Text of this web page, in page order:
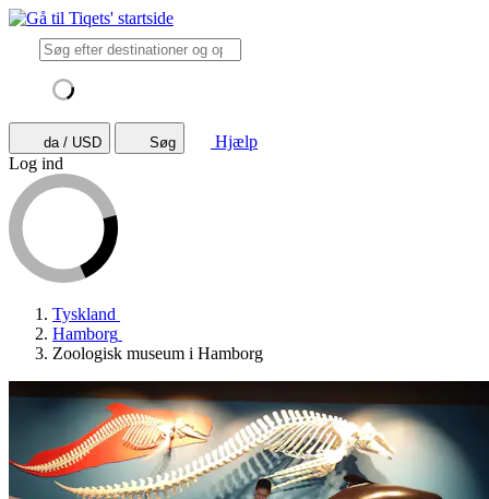
da / USD Søg
Hjælp
Log ind
Tyskland
Hamborg
Zoologisk museum i Hamborg